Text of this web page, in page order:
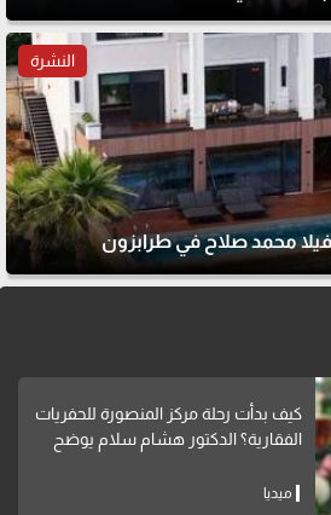
النشرة
كيف بدأت رحلة مركز المنصورة للحفريات
الفقارية؟ الدكتور هشام سلام يوضح
ميديا